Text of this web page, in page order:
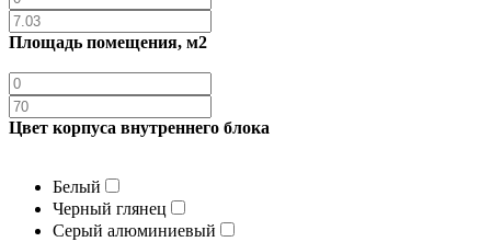
Площадь помещения, м2
Цвет корпуса внутреннего блока
Белый
Черный глянец
Серый алюминиевый